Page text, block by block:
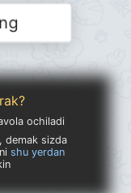
ochiladi
demak sizda
shu yerdan